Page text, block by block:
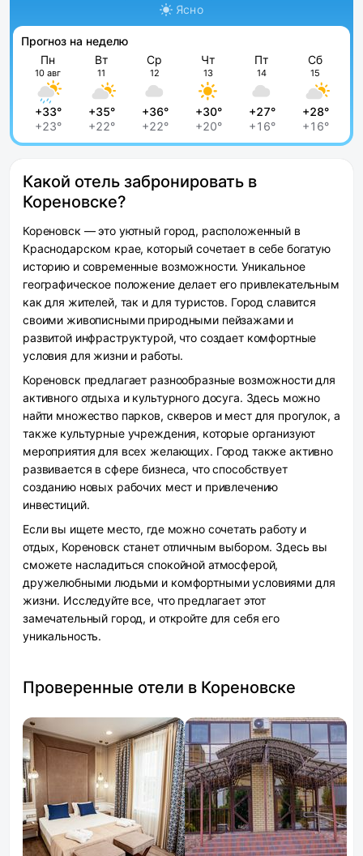
Ясно
Прогноз на неделю
Пн
10 авг
+33°
+23°
Вт
11
+35°
+22°
Ср
12
+36°
+22°
Чт
13
+30°
+20°
Пт
14
+27°
+16°
Сб
15
+28°
+16°
Какой отель забронировать в
Кореновске?
Кореновск — это уютный город, расположенный в
Краснодарском крае, который сочетает в себе богатую
историю и современные возможности. Уникальное
географическое положение делает его привлекательным
как для жителей, так и для туристов. Город славится
своими живописными природными пейзажами и
развитой инфраструктурой, что создает комфортные
условия для жизни и работы.
Кореновск предлагает разнообразные возможности для
активного отдыха и культурного досуга. Здесь можно
найти множество парков, скверов и мест для прогулок, а
также культурные учреждения, которые организуют
мероприятия для всех желающих. Город также активно
развивается в сфере бизнеса, что способствует
созданию новых рабочих мест и привлечению
инвестиций.
Если вы ищете место, где можно сочетать работу и
отдых, Кореновск станет отличным выбором. Здесь вы
сможете насладиться спокойной атмосферой,
дружелюбными людьми и комфортными условиями для
жизни. Исследуйте все, что предлагает этот
замечательный город, и откройте для себя его
уникальность.
Проверенные отели в Кореновске